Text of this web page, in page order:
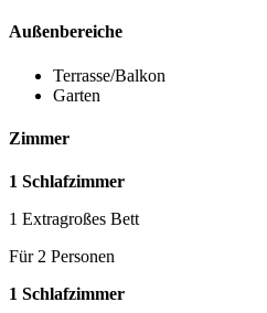
Außenbereiche
Terrasse/Balkon
Garten
Zimmer
1 Schlafzimmer
1 Extragroßes Bett
Für 2 Personen
1 Schlafzimmer